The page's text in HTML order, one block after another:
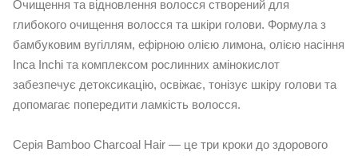
Очищення та відновлення волосся створений для
глибокого очищення волосся та шкіри голови. Формула з
бамбуковим вугіллям, ефірною олією лимона, олією насіння
Inca Inchi та комплексом рослинних амінокислот
забезпечує детоксикацію, освіжає, тонізує шкіру голови та
допомагає попередити ламкість волосся.
Серія Bamboo Charcoal Hair — це три кроки до здорового